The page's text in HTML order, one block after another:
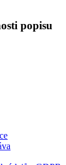
popisu